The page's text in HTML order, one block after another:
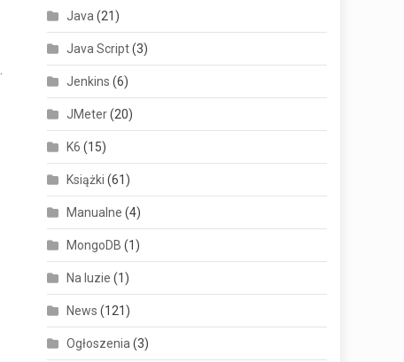
Java (21)
Java Script(3)
Jenkins (6)
JMeter(20)
K6 (15)
Książki (61)
Manualne (4)
MongoDB (1)
Na luzie (1)
News (121)
Ogłoszenia (3)